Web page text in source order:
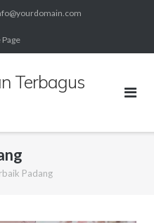
Page
Terbagus
Padang